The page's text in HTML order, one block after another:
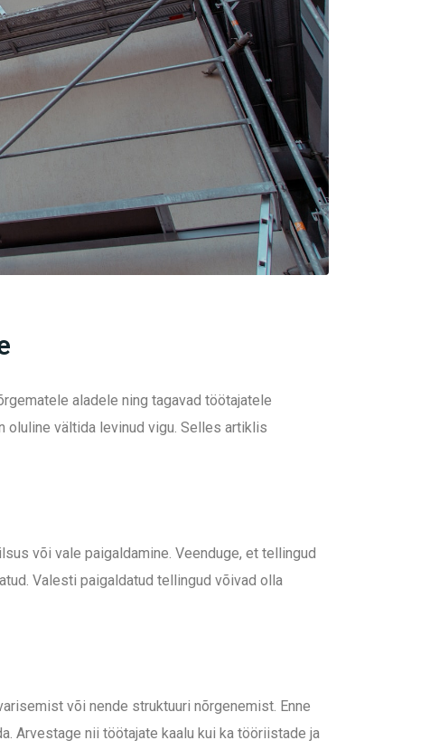
aladele ning tagavad töötajatele
oluline vältida levinud vigu. Selles artiklis
või vale paigaldamine. Veenduge, et tellingud
Valesti paigaldatud tellingud võivad olla
või nende struktuuri nõrgenemist. Enne
Arvestage nii töötajate kaalu kui ka tööriistade ja